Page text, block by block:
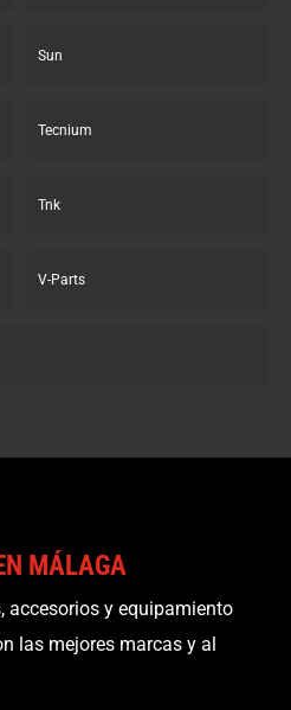
Sun
Tecnium
Tnk
V-Parts
MÁLAGA
accesorios y equipamiento
las mejores marcas y al